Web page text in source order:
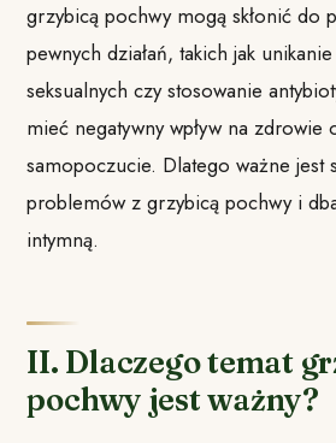
grzybicą pochwy mogą skłonić do
pewnych działań, takich jak
seksualnych czy stosowanie
mieć negatywny wpływ na zdrowie
samopoczucie. Dlatego ważne jest
problemów z grzybicą pochwy i
intymną.
II. Dlaczego temat
pochwy jest ważny?